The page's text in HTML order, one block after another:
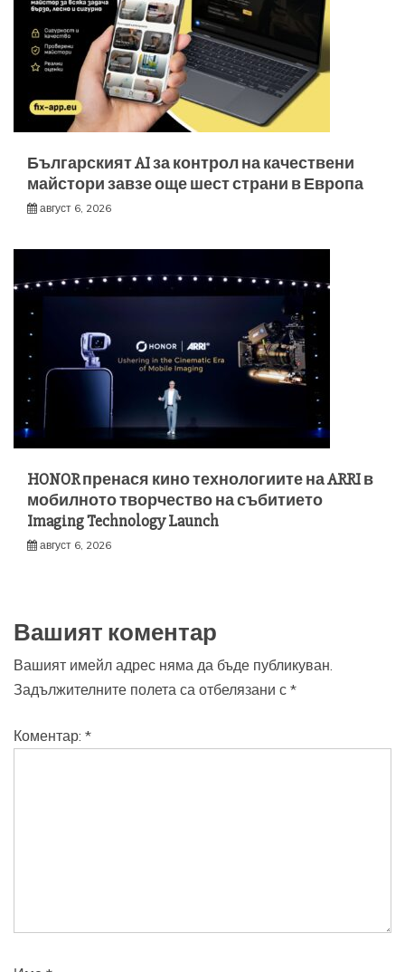
Българският AI за контрол на качествени
майстори завзе още шест страни в Европа
август 6, 2026
HONOR пренася кино технологиите на ARRI в
мобилното творчество на събитието
Imaging Technology Launch
август 6, 2026
Вашият коментар
Вашият имейл адрес няма да бъде публикуван.
Задължителните полета са отбелязани с *
Коментар: *